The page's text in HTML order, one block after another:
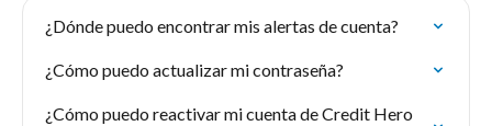
¿Dónde puedo encontrar mis alertas de cuenta?
¿Cómo puedo actualizar mi contraseña?
¿Cómo puedo reactivar mi cuenta de Credit Hero